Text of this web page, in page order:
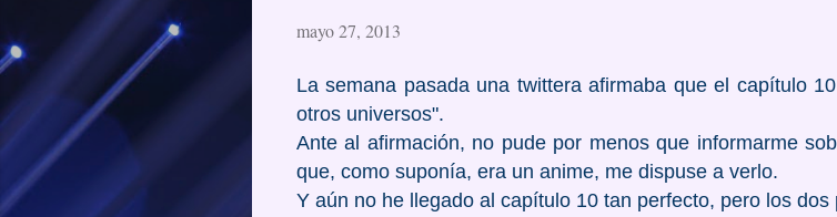
mayo 27, 2013
La semana pasada una twittera afirmaba que el capítulo
otros universos".
Ante al afirmación, no pude por menos que informarme
que, como suponía, era un anime, me dispuse a verlo.
Y aún no he llegado al capítulo 10 tan perfecto, pero los